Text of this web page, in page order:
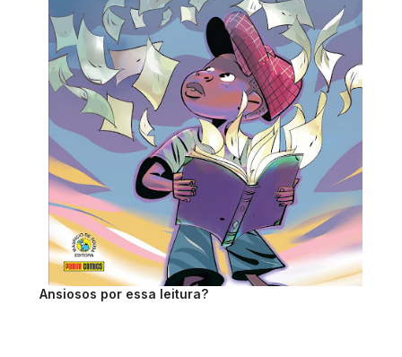
Ansiosos por essa leitura?